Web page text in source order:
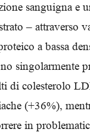
sanguigna e
– attraverso
a bassa
singolarmente
di colesterolo
(+36%),
in